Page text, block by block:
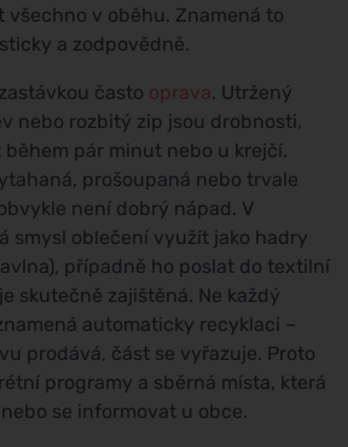
všechno v oběhu. Znamená to
a zodpovědně.
často oprava. Utržený
nebo rozbitý zip jsou drobnosti,
pár minut nebo u krejčí.
prošoupaná nebo trvale
není dobrý nápad. V
smysl oblečení využít jako hadry
případně ho poslat do textilní
skutečně zajištěná. Ne každý
automaticky recyklaci –
prodává, část se vyřazuje. Proto
programy a sběrná místa, která
se informovat u obce.